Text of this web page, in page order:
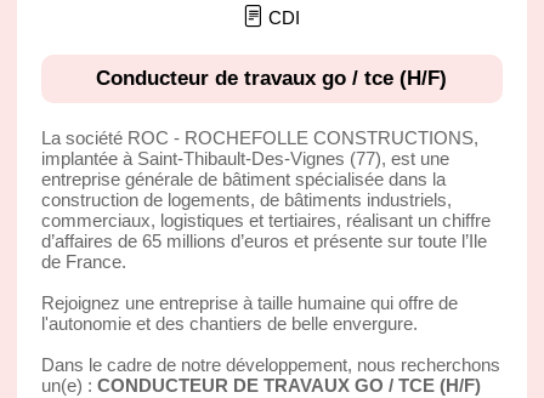
CDI
Conducteur de travaux go / tce (H/F)
La société ROC - ROCHEFOLLE CONSTRUCTIONS,
implantée à Saint-Thibault-Des-Vignes (77), est une
entreprise générale de bâtiment spécialisée dans la
construction de logements, de bâtiments industriels,
commerciaux, logistiques et tertiaires, réalisant un chiffre
d’affaires de 65 millions d’euros et présente sur toute l’Ile
de France.
Rejoignez une entreprise à taille humaine qui offre de
l'autonomie et des chantiers de belle envergure.
Dans le cadre de notre développement, nous recherchons
un(e) : CONDUCTEUR DE TRAVAUX GO / TCE (H/F)